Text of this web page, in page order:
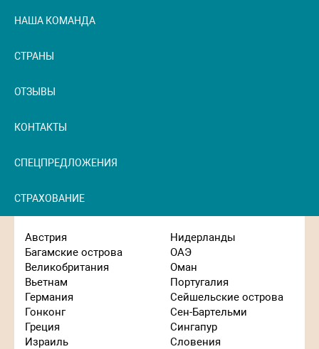
НАША КОМАНДА
СТРАНЫ
ОТЗЫВЫ
КОНТАКТЫ
СПЕЦПРЕДЛОЖЕНИЯ
СТРАХОВАНИЕ
Австрия
Багамские острова
Великобритания
Вьетнам
Германия
Гонконг
Греция
Израиль
Нидерланды
ОАЭ
Оман
Португалия
Сейшельские острова
Сен-Бартельми
Сингапур
Словения